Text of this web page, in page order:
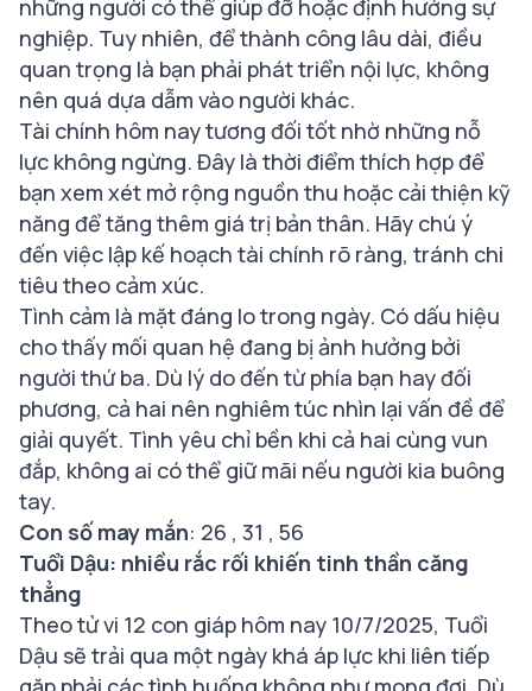
những người có thể giúp đỡ hoặc định hướng sự
nghiệp. Tuy nhiên, để thành công lâu dài, điều
quan trọng là bạn phải phát triển nội lực, không
nên quá dựa dẫm vào người khác.
Tài chính hôm nay tương đối tốt nhờ những nỗ
lực không ngừng. Đây là thời điểm thích hợp để
bạn xem xét mở rộng nguồn thu hoặc cải thiện kỹ
năng để tăng thêm giá trị bản thân. Hãy chú ý
đến việc lập kế hoạch tài chính rõ ràng, tránh chi
tiêu theo cảm xúc.
Tình cảm là mặt đáng lo trong ngày. Có dấu hiệu
cho thấy mối quan hệ đang bị ảnh hưởng bởi
người thứ ba. Dù lý do đến từ phía bạn hay đối
phương, cả hai nên nghiêm túc nhìn lại vấn đề để
giải quyết. Tình yêu chỉ bền khi cả hai cùng vun
đắp, không ai có thể giữ mãi nếu người kia buông
tay.
Con số may mắn: 26 , 31 , 56
Tuổi Dậu: nhiều rắc rối khiến tinh thần căng
thẳng
Theo tử vi 12 con giáp hôm nay 10/7/2025, Tuổi
Dậu sẽ trải qua một ngày khá áp lực khi liên tiếp